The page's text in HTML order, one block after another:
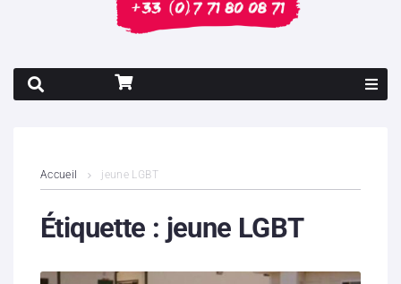
Contenus litigieux
Accueil jeune LGBT
Étiquette : jeune LGBT